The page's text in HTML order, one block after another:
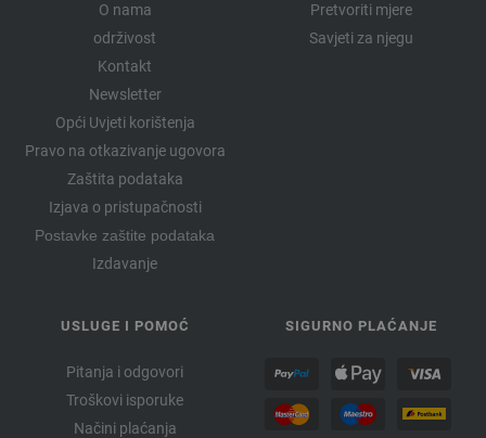
O nama
održivost
Kontakt
Newsletter
Opći Uvjeti korištenja
Pravo na otkazivanje ugovora
Zaštita podataka
Izjava o pristupačnosti
Postavke zaštite podataka
Izdavanje
Pretvoriti mjere
Savjeti za njegu
USLUGE I POMOĆ
Pitanja i odgovori
Troškovi isporuke
Načini plaćanja
SIGURNO PLAĆANJE